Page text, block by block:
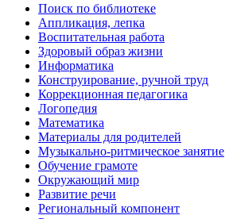
Поиск по библиотеке
Аппликация, лепка
Воспитательная работа
Здоровый образ жизни
Информатика
Конструирование, ручной труд
Коррекционная педагогика
Логопедия
Математика
Материалы для родителей
Музыкально-ритмическое занятие
Обучение грамоте
Окружающий мир
Развитие речи
Региональный компонент